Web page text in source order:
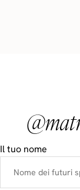
Il tuo nome